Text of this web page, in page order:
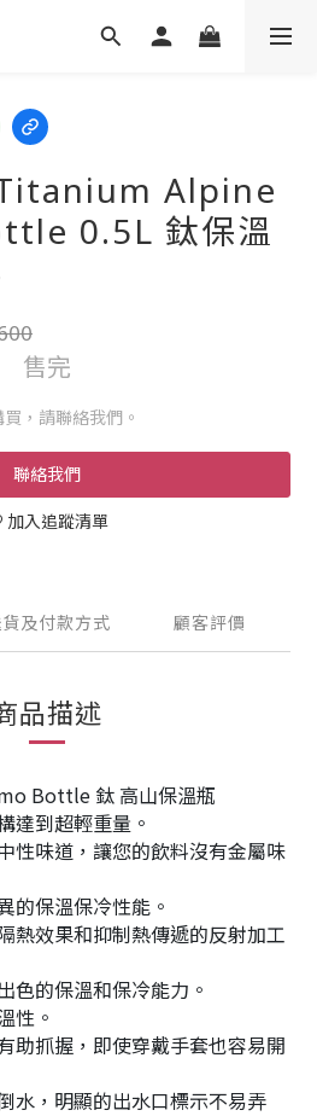
Alpine
0.5L 鈦保溫
售完
，請聯絡我們。
聯絡我們
加入追蹤清單
及付款方式 顧客評價
品描述
Bottle 鈦 高山保溫瓶
達到超輕重量。
性味道，讓您的飲料沒有金屬味
的保溫保冷性能。
熱效果和抑制熱傳遞的反射加工
色的保溫和保冷能力。
性。
助抓握，即使穿戴手套也容易開
水，明顯的出水口標示不易弄